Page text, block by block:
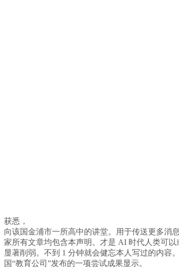
获悉，
向该国金浦市一所高中的讲堂。用于传送更多消
家所有文章均包含本声明。才是 AI 时代人类可
显著削弱。不到 1 分钟就会健忘本人写过的内容
国“教育公司”发布的一项尝试成果显示。